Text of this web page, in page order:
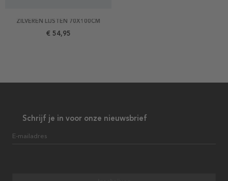
ZILVEREN LIJSTEN 70X100CM
€ 54,95
Schrijf je in voor onze nieuwsbrief
E-mailadres